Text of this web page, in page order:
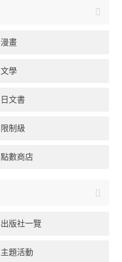
漫畫
文學
日文書
限制級
點數商店
出版社一覽
主題活動